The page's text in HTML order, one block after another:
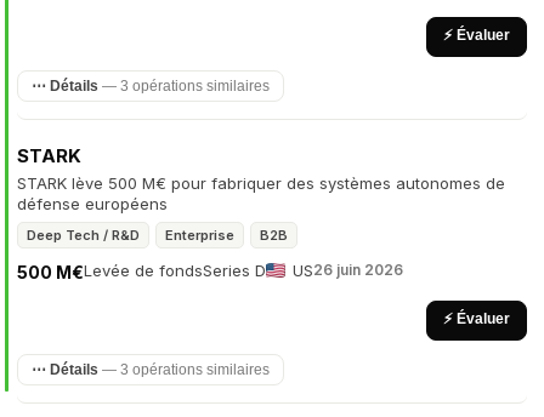
⚡ Évaluer
⋯ Détails — 3 opérations similaires
STARK
STARK lève 500 M€ pour fabriquer des systèmes autonomes de
défense européens
Deep Tech / R&D Enterprise B2B
Levée de fonds
500 M€ Series D US26 juin 2026
⚡ Évaluer
⋯ Détails — 3 opérations similaires